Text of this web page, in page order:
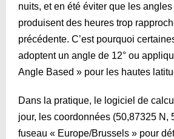
nuits, et en été éviter que les angles
produisent des heures trop
précédente. C’est pourquoi
adoptent un angle de 12° ou
Angle Based » pour les hautes
Dans la pratique, le logiciel de
jour, les coordonnées (50,87325 N,
fuseau « Europe/Brussels » pour